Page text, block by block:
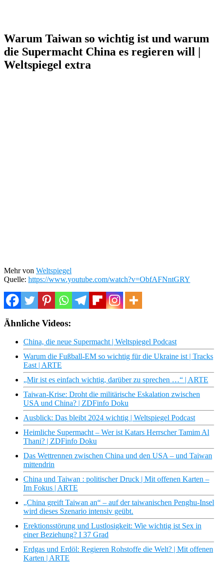
Warum Taiwan so wichtig ist und warum
die Supermacht China es regieren will |
Weltspiegel extra
Mehr von Weltspiegel
Quelle: https://www.youtube.com/watch?v=ObfAFNntGRY
Ähnliche Videos:
China, die neue Supermacht | Weltspiegel Podcast
Warum die Fußball-EM so wichtig für die Ukraine ist | Tracks
East | ARTE
„Mir ist es einfach wichtig, darüber zu sprechen …“ | ARTE
Taiwan-Krise: Droht die militärische Eskalation zwischen
USA und China? | ZDFinfo Doku
Ausblick: Das bleibt 2024 wichtig | Weltspiegel Podcast
Heimliche Supermacht – Wer ist Katars Herrscher Tamim Al
Thani? | ZDFinfo Doku
Das Wettrennen zwischen China und den USA – und Taiwan
mittendrin
China und Taiwan : politischer Druck | Mit offenen Karten –
Im Fokus | ARTE
„China greift Taiwan an“ – auf der taiwanischen Penghu-Insel
wird dieses Szenario intensiv geübt.
Erektionsstörung und Lustlosigkeit: Wie wichtig ist Sex in
einer Beziehung? I 37 Grad
Erdgas und Erdöl: Regieren Rohstoffe die Welt? | Mit offenen
Karten | ARTE